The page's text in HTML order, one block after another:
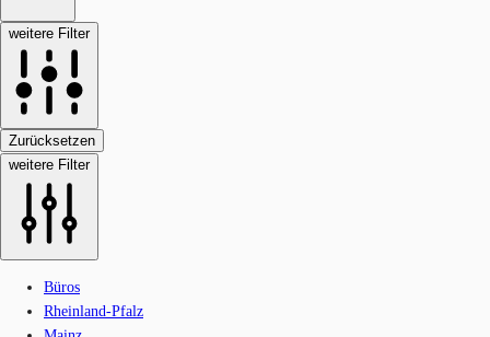
weitere Filter
Zurücksetzen
weitere Filter
Büros
Rheinland-Pfalz